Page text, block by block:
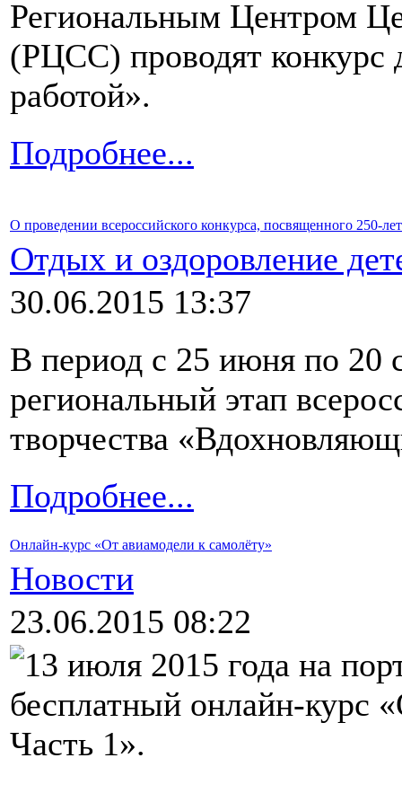
Региональным Центром
(РЦСС) проводят конкурс
работой».
Подробнее...
О проведении всероссийского конкурса, посвященного 250-
Отдых и оздоровление
30.06.2015 13:37
В период с 25 июня по 20
региональный этап
творчества
Подробнее...
Онлайн-курс «От авиамодели к самолёту»
Новости
23.06.2015 08:22
13 июля 2015 года на
бесплатный онлайн-курс
Часть 1».